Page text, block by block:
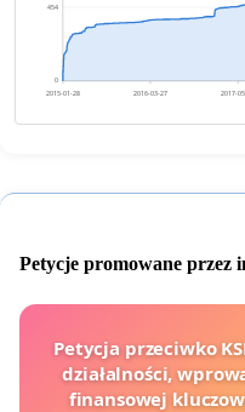
0
454
2015-01-28 2016-03-27 2017-
Petycje promowane przez
Petycja przeciwko
działalności,
finansowej